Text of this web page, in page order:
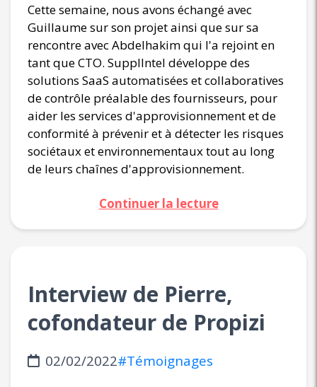
Cette semaine, nous avons échangé avec
Guillaume sur son projet ainsi que sur sa
rencontre avec Abdelhakim qui l'a rejoint en
tant que CTO. SupplIntel développe des
solutions SaaS automatisées et collaboratives
de contrôle préalable des fournisseurs, pour
aider les services d'approvisionnement et de
conformité à prévenir et à détecter les risques
sociétaux et environnementaux tout au long
de leurs chaînes d'approvisionnement.
Continuer la lecture
Interview de Pierre,
cofondateur de Propizi
02/02/2022#Témoignages